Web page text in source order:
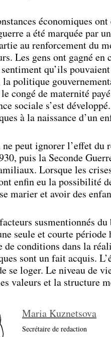
économiques
a été marquée par
au renforcement du
Les gens ont gagné en
qu’ils
politique
congé de maternité
sociale s’est
à la naissance d’un
peut ignorer l’effet du
puis la Seconde
Lorsque les
enfin eu la possibilité
marier et avoir des
susmentionnés
seule et courte
de conditions dans la
sont un fait acquis.
se loger. Le niveau de
valeurs et la structure
Maria Kuznetsova
Secrétaire de redaction